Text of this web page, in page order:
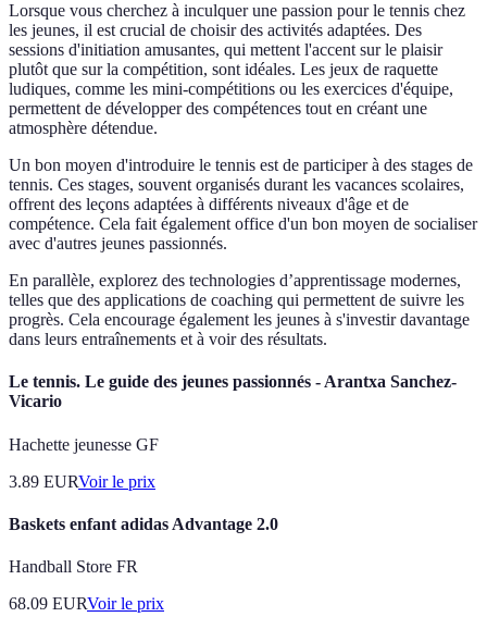
Lorsque vous cherchez à inculquer une passion pour le tennis chez
les jeunes, il est crucial de choisir des activités adaptées. Des
sessions d'initiation amusantes, qui mettent l'accent sur le plaisir
plutôt que sur la compétition, sont idéales. Les jeux de raquette
ludiques, comme les mini-compétitions ou les exercices d'équipe,
permettent de développer des compétences tout en créant une
atmosphère détendue.
Un bon moyen d'introduire le tennis est de participer à des stages de
tennis. Ces stages, souvent organisés durant les vacances scolaires,
offrent des leçons adaptées à différents niveaux d'âge et de
compétence. Cela fait également office d'un bon moyen de socialiser
avec d'autres jeunes passionnés.
En parallèle, explorez des technologies d’apprentissage modernes,
telles que des applications de coaching qui permettent de suivre les
progrès. Cela encourage également les jeunes à s'investir davantage
dans leurs entraînements et à voir des résultats.
Le tennis. Le guide des jeunes passionnés - Arantxa Sanchez-
Vicario
Hachette jeunesse GF
3.89 EURVoir le prix
Baskets enfant adidas Advantage 2.0
Handball Store FR
68.09 EURVoir le prix